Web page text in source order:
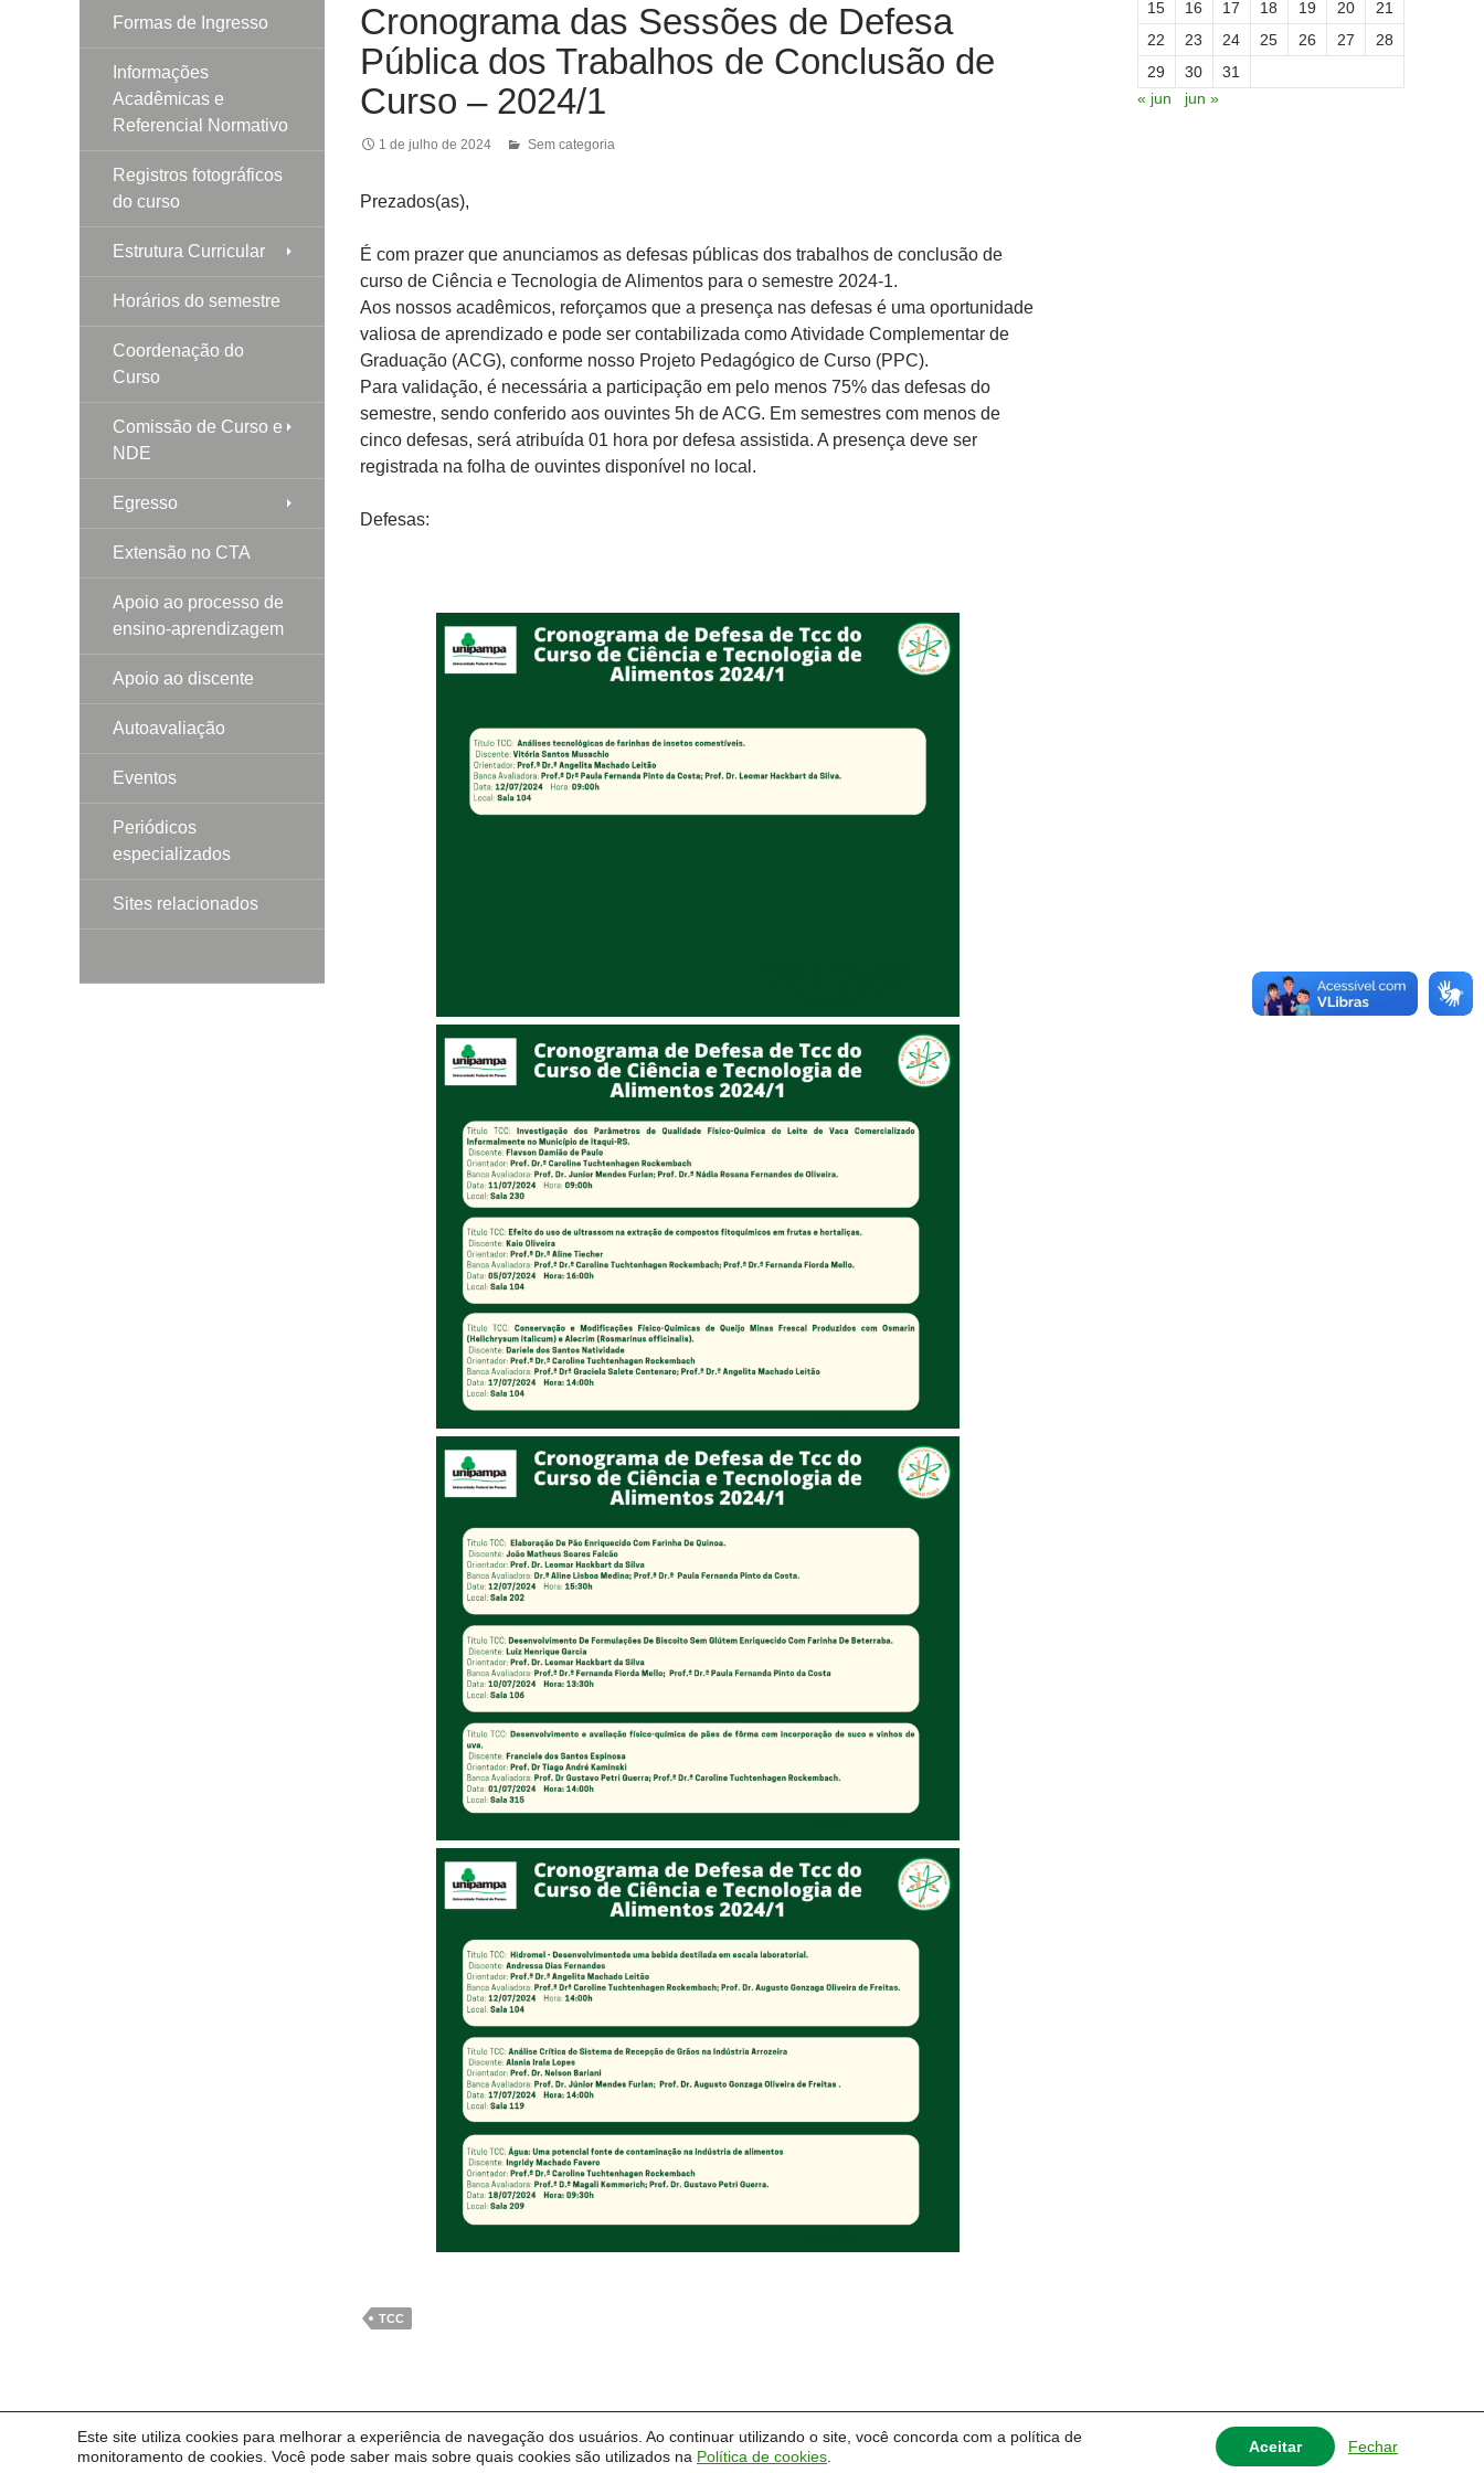
Este site utiliza cookies para melhorar a experiência de navegação dos usuários. Ao continuar utilizando o site, você concorda com a política de
monitoramento de cookies. Você pode saber mais sobre quais cookies são utilizados na Política de cookies
Aceitar Fechar
Cronograma das Sessões de Defesa
Pública dos Trabalhos de Conclusão de
Curso – 2024/1
1 de julho de 2024 Sem categoria
Prezados(as),
É com prazer que anunciamos as defesas públicas dos trabalhos de conclusão de
curso de Ciência e Tecnologia de Alimentos para o semestre 2024-1.
Aos nossos acadêmicos, reforçamos que a presença nas defesas é uma oportunidade
valiosa de aprendizado e pode ser contabilizada como Atividade Complementar de
Graduação (ACG), conforme nosso Projeto Pedagógico de Curso (PPC).
Para validação, é necessária a participação em pelo menos 75% das defesas do
semestre, sendo conferido aos ouvintes 5h de ACG. Em semestres com menos de
cinco defesas, será atribuída 01 hora por defesa assistida. A presença deve ser
registrada na folha de ouvintes disponível no local.
Defesas:
TCC
15
16 17 18 19 20
21
22
23 24 25 26 27
28
29
30
31
« jun
jun »
Formas de Ingresso
Informações
Acadêmicas e
Referencial Normativo
Registros fotográficos
do curso
Estrutura Curricular
Horários do semestre
Coordenação do
Curso
Comissão de Curso e
NDE
Egresso
Extensão no CTA
Apoio ao processo de
ensino-aprendizagem
Apoio ao discente
Autoavaliação
Eventos
Periódicos
especializados
Sites relacionados
© 2014 Universidade Federal do Pampa - UNIPAMPA